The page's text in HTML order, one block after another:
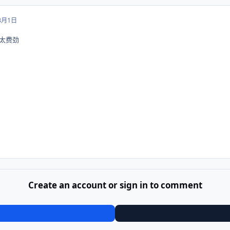
1日
费劲
Create an account or sign in to comment